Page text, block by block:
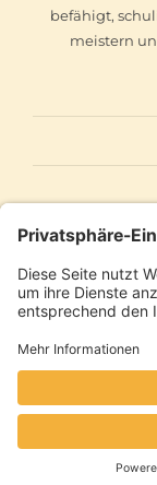
befähigt,
meistern
©